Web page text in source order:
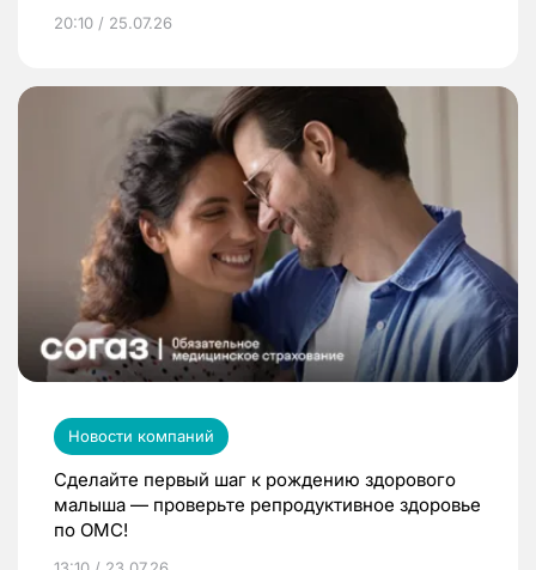
20:10 / 25.07.26
Новости компаний
Сделайте первый шаг к рождению здорового
малыша — проверьте репродуктивное здоровье
по ОМС!